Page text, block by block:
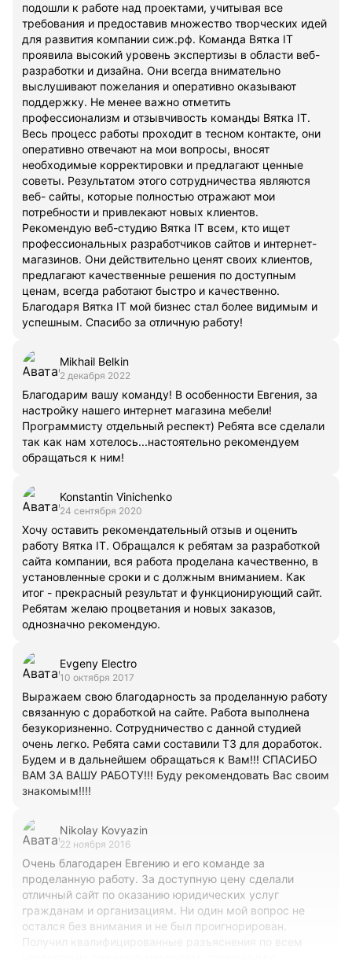
подошли к работе над проектами, учитывая все
требования и предоставив множество творческих идей
для развития компании сиж.рф. Команда Вятка IT
проявила высокий уровень экспертизы в области веб-
разработки и дизайна. Они всегда внимательно
выслушивают пожелания и оперативно оказывают
поддержку. Не менее важно отметить
профессионализм и отзывчивость команды Вятка IT.
Весь процесс работы проходит в тесном контакте, они
оперативно отвечают на мои вопросы, вносят
необходимые корректировки и предлагают ценные
советы. Результатом этого сотрудничества являются
веб- сайты, которые полностью отражают мои
потребности и привлекают новых клиентов.
Рекомендую веб-студию Вятка IT всем, кто ищет
профессиональных разработчиков сайтов и интернет-
магазинов. Они действительно ценят своих клиентов,
предлагают качественные решения по доступным
ценам, всегда работают быстро и качественно.
Благодаря Вятка IT мой бизнес стал более видимым и
успешным. Спасибо за отличную работу!
Mikhail Belkin
2 декабря 2022
Благодарим вашу команду! В особенности Евгения, за
настройку нашего интернет магазина мебели!
Программисту отдельный респект) Ребята все сделали
так как нам хотелось...настоятельно рекомендуем
обращаться к ним!
Konstantin Vinichenko
24 сентября 2020
Хочу оставить рекомендательный отзыв и оценить
работу Вятка IT. Обращался к ребятам за разработкой
сайта компании, вся работа проделана качественно, в
установленные сроки и с должным вниманием. Как
итог - прекрасный результат и функционирующий сайт.
Ребятам желаю процветания и новых заказов,
однозначно рекомендую.
Evgeny Electro
10 октября 2017
Выражаем свою благодарность за проделанную работу
связанную с доработкой на сайте. Работа выполнена
безукоризненно. Сотрудничество с данной студией
очень легко. Ребята сами составили ТЗ для доработок.
Будем и в дальнейшем обращаться к Вам!!! СПАСИБО
ВАМ ЗА ВАШУ РАБОТУ!!! Буду рекомендовать Вас своим
знакомым!!!!
Nikolay Kovyazin
22 ноября 2016
Очень благодарен Евгению и его команде за
проделанную работу. За доступную цену сделали
отличный сайт по оказанию юридических услуг
гражданам и организациям. Ни один мой вопрос не
остался без внимания и не был проигнорирован.
Получил квалифицированные разъяснения по всем